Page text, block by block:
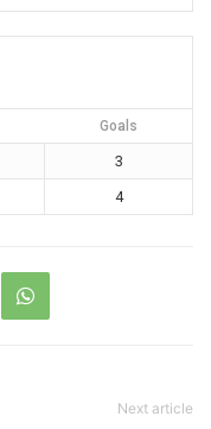
Goals
3
4
Next article